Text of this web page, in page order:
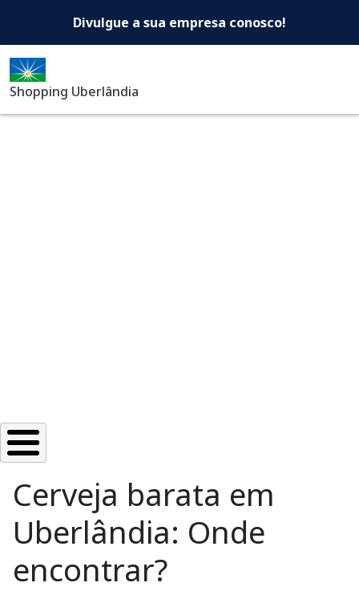
Shopping Uberlândia -
Divulgue a sua empresa conosco!
Shopping Uberlândia
Cerveja barata em
Uberlândia: Onde
encontrar?